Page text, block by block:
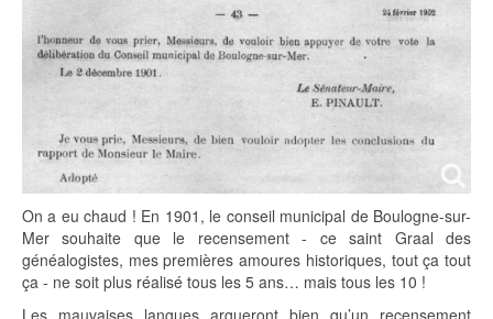
On a eu chaud ! En 1901, le conseil municipal de Boulogne-sur-
Mer souhaite que le recensement - ce saint Graal des
généalogistes, mes premières amoures historiques, tout ça tout
ça - ne soit plus réalisé tous les 5 ans… mais tous les 10 !
Les mauvaises langues argueront bien qu’un recensement